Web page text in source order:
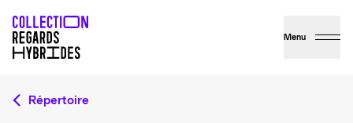
Menu
Répertoire